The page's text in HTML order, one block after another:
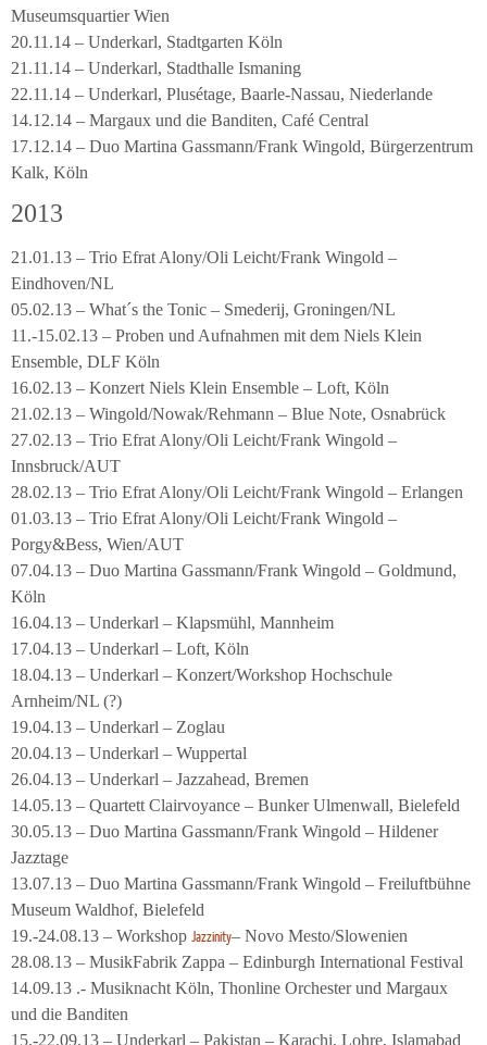
Museumsquartier Wien
20.11.14 – Underkarl, Stadtgarten Köln
21.11.14 – Underkarl, Stadthalle Ismaning
22.11.14 – Underkarl, Plusétage, Baarle-Nassau, Niederlande
14.12.14 – Margaux und die Banditen, Café Central
17.12.14 – Duo Martina Gassmann/Frank Wingold, Bürgerzentrum
Kalk, Köln
2013
21.01.13 – Trio Efrat Alony/Oli Leicht/Frank Wingold –
Eindhoven/NL
05.02.13 – What´s the Tonic – Smederij, Groningen/NL
11.-15.02.13 – Proben und Aufnahmen mit dem Niels Klein
Ensemble, DLF Köln
16.02.13 – Konzert Niels Klein Ensemble – Loft, Köln
21.02.13 – Wingold/Nowak/Rehmann – Blue Note, Osnabrück
27.02.13 – Trio Efrat Alony/Oli Leicht/Frank Wingold –
Innsbruck/AUT
28.02.13 – Trio Efrat Alony/Oli Leicht/Frank Wingold – Erlangen
01.03.13 – Trio Efrat Alony/Oli Leicht/Frank Wingold –
Porgy&Bess, Wien/AUT
07.04.13 – Duo Martina Gassmann/Frank Wingold – Goldmund,
Köln
16.04.13 – Underkarl – Klapsmühl, Mannheim
17.04.13 – Underkarl – Loft, Köln
18.04.13 – Underkarl – Konzert/Workshop Hochschule
Arnheim/NL (?)
19.04.13 – Underkarl – Zoglau
20.04.13 – Underkarl – Wuppertal
26.04.13 – Underkarl – Jazzahead, Bremen
14.05.13 – Quartett Clairvoyance – Bunker Ulmenwall, Bielefeld
30.05.13 – Duo Martina Gassmann/Frank Wingold – Hildener
Jazztage
13.07.13 – Duo Martina Gassmann/Frank Wingold – Freiluftbühne
Museum Waldhof, Bielefeld
19.-24.08.13 – Workshop Jazzinity– Novo Mesto/Slowenien
28.08.13 – MusikFabrik Zappa – Edinburgh International Festival
14.09.13 .- Musiknacht Köln, Thonline Orchester und Margaux
und die Banditen
15.-22.09.13 – Underkarl – Pakistan – Karachi, Lohre, Islamabad